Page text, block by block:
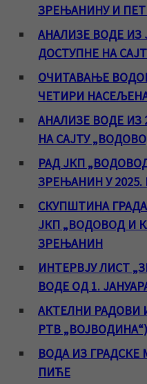
ЗРЕЊАНИНУ И
АНАЛИЗЕ ВОДЕ ИЗ
ДОСТУПНЕ НА
ОЧИТАВАЊЕ
ЧЕТИРИ
АНАЛИЗЕ ВОДЕ ИЗ
НА САЈТУ
РАД ЈКП
ЗРЕЊАНИН У
СКУПШТИНА
ЈКП „ВОДОВОД И
ЗРЕЊАНИН
ИНТЕРВЈУ ЛИСТ
ВОДЕ ОД 1.
АКТЕЛНИ РАДОВИ
РТВ „ВОЈВОДИНА“)
ВОДА ИЗ
ПИЋЕ